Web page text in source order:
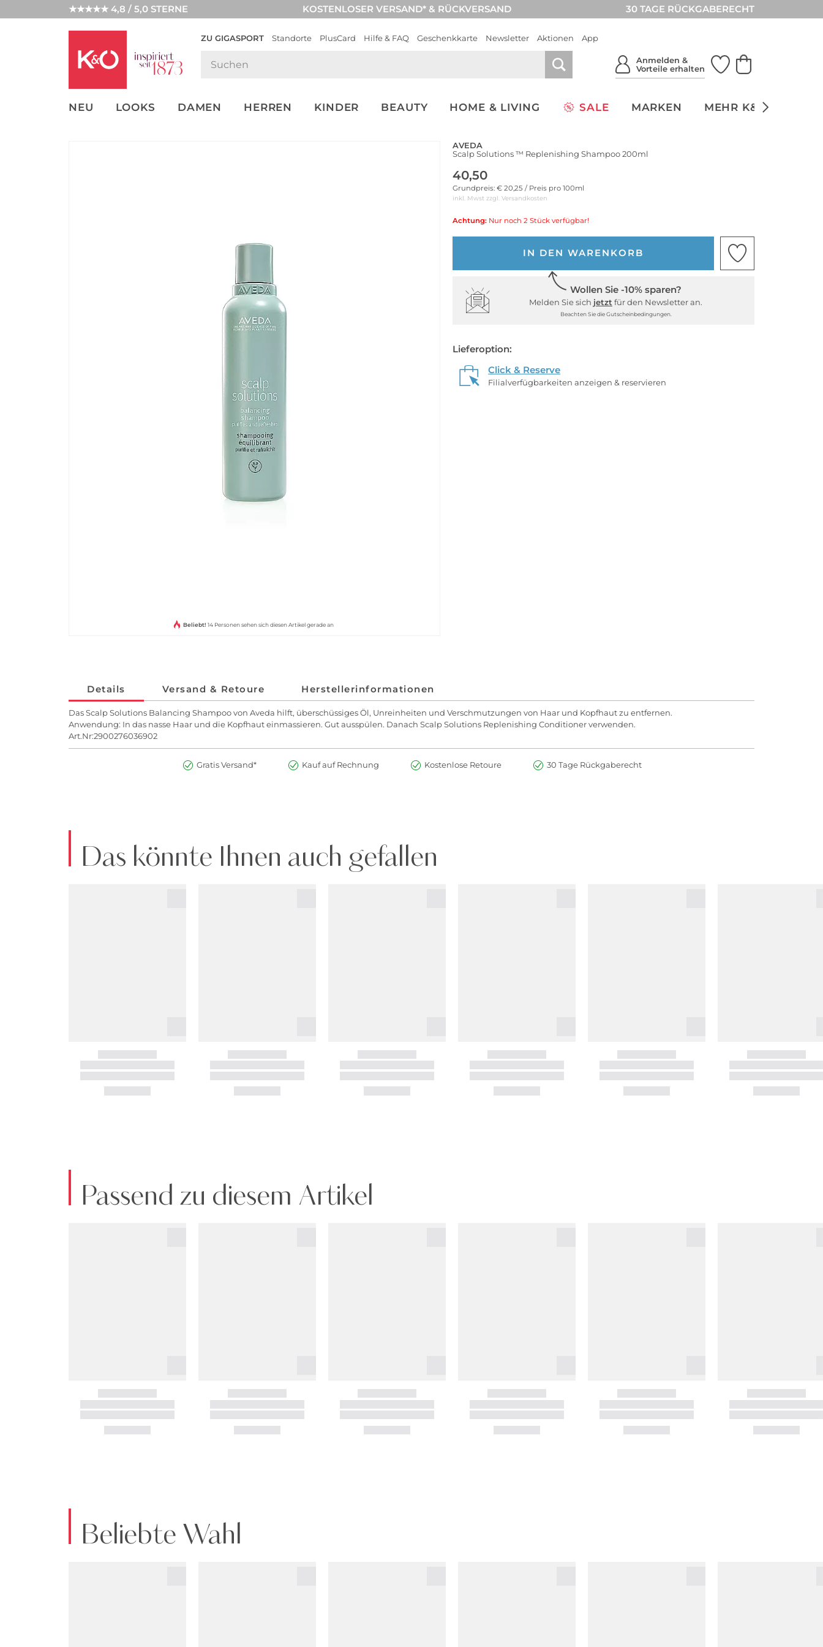
★★★★★ 4,8 / 5,0 STERNE KOSTENLOSER VERSAND* & RÜCKVERSAND 30 TAGE RÜCKGABERECHT
ZU GIGASPORT Standorte PlusCard Hilfe & FAQ Geschenkkarte Newsletter Aktionen App
Anmelden &
Vorteile erhalten
NEU LOOKS DAMEN HERREN KINDER BEAUTY HOME & LIVING SALE MARKEN MEHR K&Ö
UNSERE APP
CLICK &
Beliebt! 14 Personen sehen sich diesen Artikel gerade an
AVEDA
Scalp Solutions ™ Replenishing Shampoo 200ml
40,50
Grundpreis: € 20,25 / Preis pro 100ml
inkl. Mwst zzgl. Versandkosten
Achtung: Nur noch 2 Stück verfügbar!
IN DEN WARENKORB
Wollen Sie -10% sparen?
Melden Sie sich jetzt für den Newsletter an.
Beachten Sie die Gutscheinbedingungen.
Lieferoption:
Click & Reserve
Filialverfügbarkeiten anzeigen & reservieren
Details Versand & Retoure Herstellerinformationen
Das Scalp Solutions Balancing Shampoo von Aveda hilft, überschüssiges Öl, Unreinheiten und Verschmutzungen von Haar und Kopfhaut zu entfernen.
Anwendung: In das nasse Haar und die Kopfhaut einmassieren. Gut ausspülen. Danach Scalp Solutions Replenishing Conditioner verwenden.
Art.Nr:2900276036902
Gratis Versand* Kauf auf Rechnung Kostenlose Retoure 30 Tage Rückgaberecht
Das könnte Ihnen auch gefallen
Passend zu diesem Artikel
Beliebte Wahl